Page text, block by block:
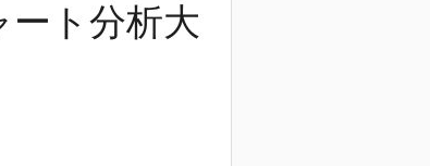
ト分析大